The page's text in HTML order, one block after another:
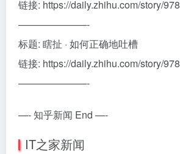
链接: https://daily.zhihu.com/story/
———————-
标题: 瞎扯 · 如何正确地吐槽
链接: https://daily.zhihu.com/story/
———————-
—- 知乎新闻 End —-
IT之家新闻